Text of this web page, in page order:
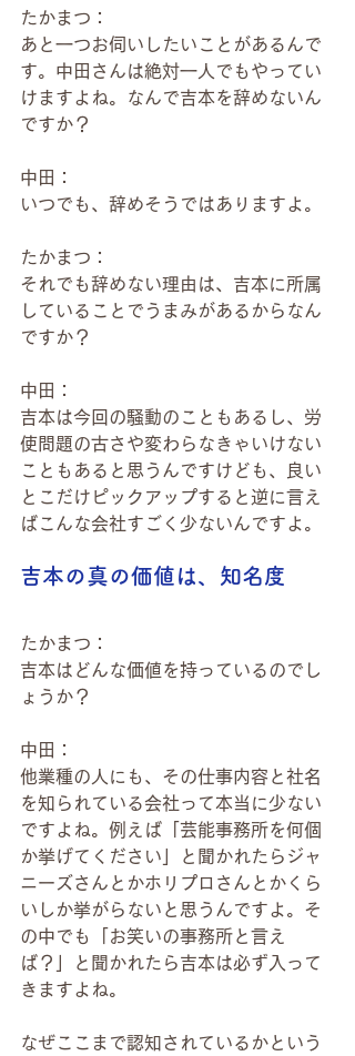
たかまつ：
あと一つお伺いしたいことがあるんで
す。中田さんは絶対一人でもやってい
けますよね。なんで吉本を辞めないん
ですか？
中田：
いつでも、辞めそうではありますよ。
たかまつ：
それでも辞めない理由は、吉本に所属
していることでうまみがあるからなん
ですか？
中田：
吉本は今回の騒動のこともあるし、労
使問題の古さや変わらなきゃいけない
こともあると思うんですけども、良い
とこだけピックアップすると逆に言え
ばこんな会社すごく少ないんですよ。
吉本の真の価値は、知名度
たかまつ：
吉本はどんな価値を持っているのでし
ょうか？
中田：
他業種の人にも、その仕事内容と社名
を知られている会社って本当に少ない
ですよね。例えば「芸能事務所を何個
か挙げてください」と聞かれたらジャ
ニーズさんとかホリプロさんとかくら
いしか挙がらないと思うんですよ。そ
の中でも「お笑いの事務所と言え
ば？」と聞かれたら吉本は必ず入って
きますよね。
なぜここまで認知されているかという